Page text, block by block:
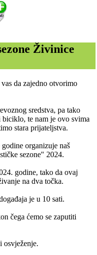
Živinice
da zajedno otvorimo
sredstva, pa tako
biciklo, te nam je ovo svima
stara prijateljstva.
organizuje naš
sezone" 2024.
godine, tako da ovaj
na dva točka.
je u 10 sati.
čega ćemo se zaputiti
osvježenje.